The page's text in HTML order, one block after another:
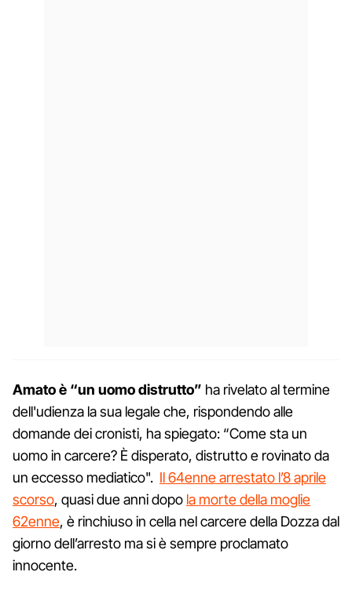
Amato è “un uomo distrutto” ha rivelato al termine
dell'udienza la sua legale che, rispondendo alle
domande dei cronisti, ha spiegato: “Come sta un
uomo in carcere? È disperato, distrutto e rovinato da
un eccesso mediatico". Il 64enne arrestato l’8 aprile
scorso, quasi due anni dopo la morte della moglie
62enne, è rinchiuso in cella nel carcere della Dozza dal
giorno dell’arresto ma si è sempre proclamato
innocente.